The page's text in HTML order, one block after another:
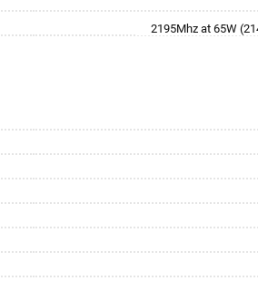
2195Mhz at 65W